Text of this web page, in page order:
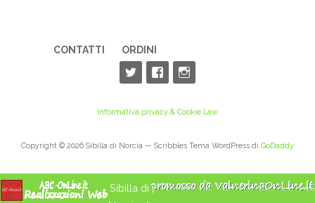
CONTATTI ORDINI
Informativa privacy & Cookie Law
Copyright © 2026 Sibilla di Norcia — Scribbles Tema WordPress di GoDaddy
Sibilla di